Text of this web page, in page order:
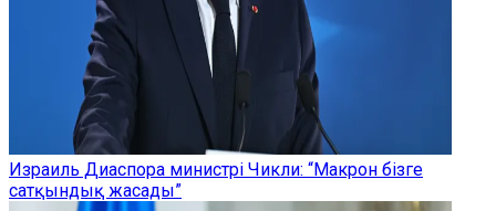
Израиль Диаспора министрі Чикли: “Макрон бізге
сатқындық жасады”